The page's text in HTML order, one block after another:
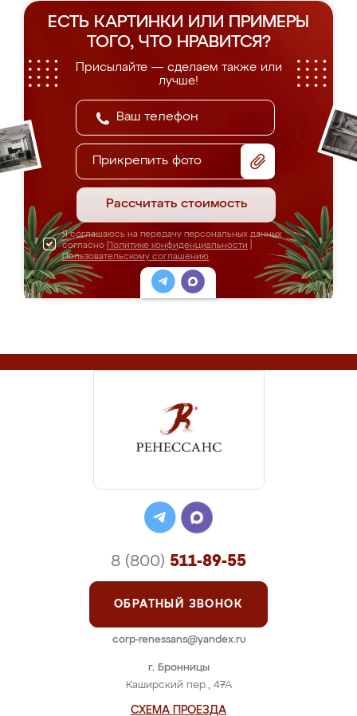
ЕСТЬ КАРТИНКИ ИЛИ ПРИМЕРЫ
ТОГО, ЧТО НРАВИТСЯ?
Присылайте — сделаем также или
лучше!
Прикрепить фото
Рассчитать стоимость
Я соглашаюсь на передачу персональных данных
согласно Политике конфиденциальности
Пользовательскому соглашению
г. Бронницы
Каширский пер., 47А
СХЕМА ПРОЕЗДА
8 (800) 511-89-55
ОБРАТНЫЙ ЗВОНОК
corp-renessans@yandex.ru